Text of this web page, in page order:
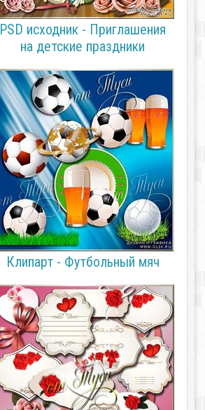
PSD исходник - Приглашения
на детские праздники
Клипарт - Футбольный мяч